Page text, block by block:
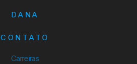
DANA
CONTATO
Carreiras